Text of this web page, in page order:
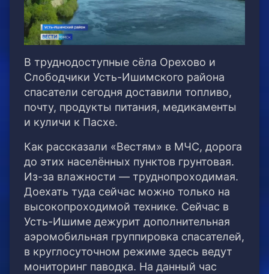
В труднодоступные сёла Орехово и
Слободчики Усть-Ишимского района
спасатели сегодня доставили топливо,
почту, продукты питания, медикаменты
и куличи к Пасхе.
Как рассказали «Вестям» в МЧС, дорога
до этих населённых пунктов грунтовая.
Из-за влажности — труднопроходимая.
Доехать туда сейчас можно только на
высокопроходимой технике. Сейчас в
Усть-Ишиме дежурит дополнительная
аэромобильная группировка спасателей,
в круглосуточном режиме здесь ведут
мониторинг паводка. На данный час